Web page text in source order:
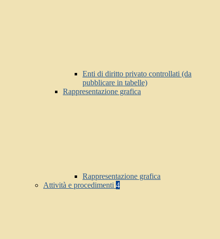
Enti di diritto privato controllati (da
pubblicare in tabelle)
Rappresentazione grafica
Rappresentazione grafica
Attività e procedimenti 4